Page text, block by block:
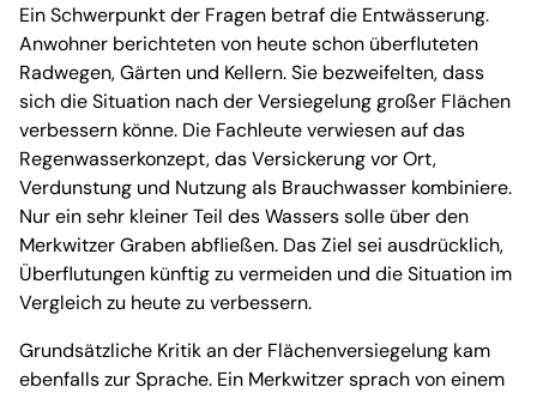
Ein Schwerpunkt der Fragen betraf die Entwässerung.
Anwohner berichteten von heute schon überfluteten
Radwegen, Gärten und Kellern. Sie bezweifelten, dass
sich die Situation nach der Versiegelung großer Flächen
verbessern könne. Die Fachleute verwiesen auf das
Regenwasserkonzept, das Versickerung vor Ort,
Verdunstung und Nutzung als Brauchwasser kombiniere.
Nur ein sehr kleiner Teil des Wassers solle über den
Merkwitzer Graben abfließen. Das Ziel sei ausdrücklich,
Überflutungen künftig zu vermeiden und die Situation im
Vergleich zu heute zu verbessern.
Grundsätzliche Kritik an der Flächenversiegelung kam
ebenfalls zur Sprache. Ein Merkwitzer sprach von einem